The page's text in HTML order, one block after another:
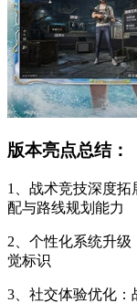
版本亮点总结：
1、战术竞技深度
配与路线规划能力
2、个性化系统升
觉标识
3、社交体验优化